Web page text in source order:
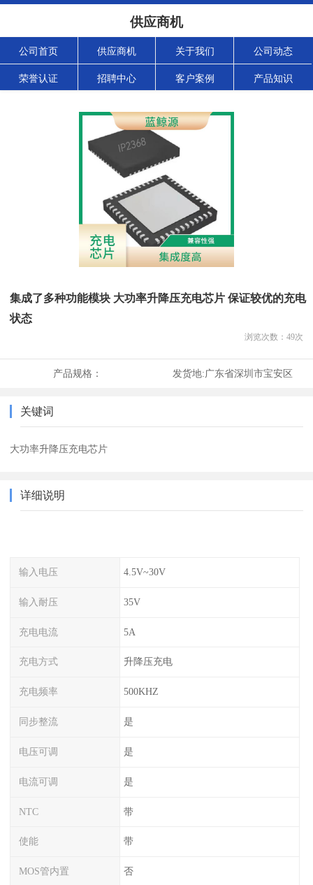
供应商机
公司首页 供应商机 关于我们 公司动态
荣誉认证 招聘中心 客户案例 产品知识
集成了多种功能模块 大功率升降压充电芯片 保证较优的充电
状态
浏览次数： 49次
产品规格： 发货地:广东省深圳市宝安区
关键词
大功率升降压充电芯片
详细说明
输入电压 4.5V~30V
输入耐压 35V
充电电流 5A
充电方式 升降压充电
充电频率 500KHZ
同步整流 是
电压可调 是
电流可调 是
NTC 带
使能 带
MOS管内置 否